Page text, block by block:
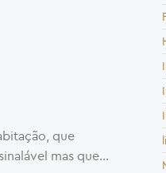
que
mas que...